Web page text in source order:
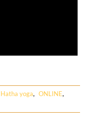
Hatha yoga, ONLINE,